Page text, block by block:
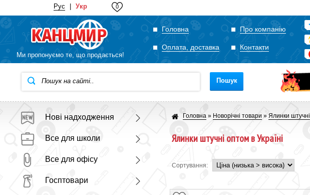
Рус Укр 0
Ми пропонуємо те, що продається!
Головна Про компанію
Оплата, доставка Контакти
Пошук
Нові надходження
Все для школи
Все для офісу
Госптовари
Головна » Новорічні товари » Ялинки штучні
Ялинки штучні оптом в Україні
Сортування: